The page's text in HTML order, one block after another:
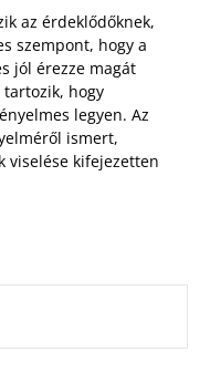
az érdeklődőknek,
szempont, hogy a
jól érezze magát
hogy
legyen. Az
ismert,
viselése kifejezetten